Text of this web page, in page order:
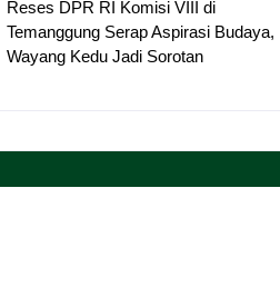
Reses DPR RI Komisi VIII di
Temanggung Serap Aspirasi Budaya,
Wayang Kedu Jadi Sorotan